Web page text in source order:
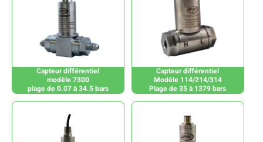
Capteur différentiel
modèle 7300
plage de 0.07 à 34.5 bars
Capteur différentiel
Modèle 114/214/314
Plage de 35 à 1379 bars